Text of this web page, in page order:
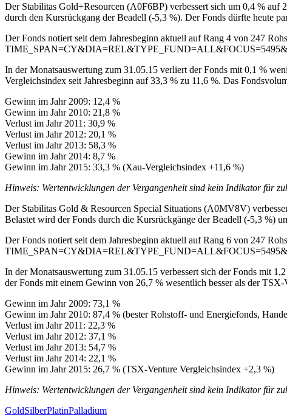
Der Stabilitas Gold+Resourcen (A0F6BP) verbessert sich um 0,4 %
durch den Kursrückgang der Beadell (-5,3 %). Der Fonds dürfte heute
Der Fonds notiert seit dem Jahresbeginn aktuell auf Rang 4 von 247
In der Monatsauswertung zum 31.05.15 verliert der Fonds mit 0,1 %
Vergleichsindex seit Jahresbeginn auf 33,3 % zu 11,6 %. Das
Gewinn im Jahr 2009: 12,4 %
Gewinn im Jahr 2010: 21,8 %
Verlust im Jahr 2011: 30,9 %
Verlust im Jahr 2012: 20,1 %
Verlust im Jahr 2013: 58,3 %
Gewinn im Jahr 2014: 8,7 %
Gewinn im Jahr 2015: 33,3 % (Xau-Vergleichsindex +11,6 %)
Hinweis: Wertentwicklungen der Vergangenheit sind kein Indikator für
Der Stabilitas Gold & Resourcen Special Situations (A0MV8V)
Belastet wird der Fonds durch die Kursrückgänge der Beadell (-5,3 %)
Der Fonds notiert seit dem Jahresbeginn aktuell auf Rang 6 von 247
In der Monatsauswertung zum 31.05.15 verbessert sich der Fonds mit
der Fonds mit einem Gewinn von 26,7 % wesentlich besser als der
Gewinn im Jahr 2009: 73,1 %
Gewinn im Jahr 2010: 87,4 % (bester Rohstoff- und Energiefonds,
Verlust im Jahr 2011: 22,3 %
Verlust im Jahr 2012: 37,1 %
Verlust im Jahr 2013: 54,7 %
Verlust im Jahr 2014: 22,1 %
Gewinn im Jahr 2015: 26,7 % (TSX-Venture Vergleichsindex +2,3 %)
Hinweis: Wertentwicklungen der Vergangenheit sind kein Indikator für
GoldSilberPlatinPalladium